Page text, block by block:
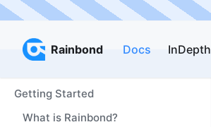
Rainbond Docs InDepth
Rainbond
Getting Started
What is Rainbond?